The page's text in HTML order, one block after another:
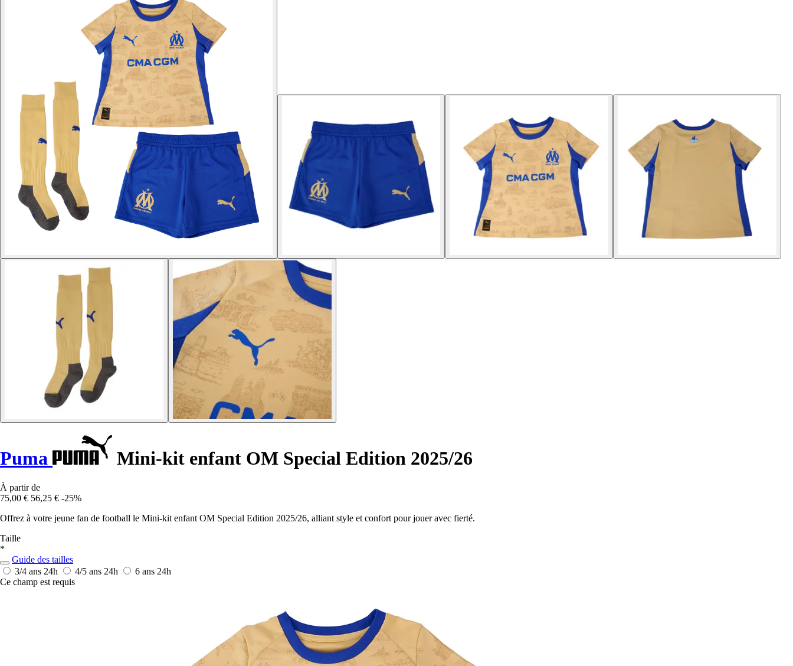
Puma Mini-kit enfant OM Special Edition 2025/26
À partir de
75,00 € 56,25 € -25%
Offrez à votre jeune fan de football le Mini-kit enfant OM Special Edition 2025/26, alliant style et confort pour jouer avec fierté.
Taille
*
Guide des tailles
3/4 ans 24h 4/5 ans 24h 6 ans 24h
Ce champ est requis